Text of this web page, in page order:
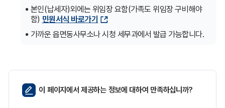
본인(납세자)외에는 위임장 요함(가족도 위임장 구비해야
함) 민원서식 바로가기
가까운 읍면동사무소나 시청 세무과에서 발급 가능합니다.
페
이
이 페이지에서 제공하는 정보에 대하여 만족하십니까?